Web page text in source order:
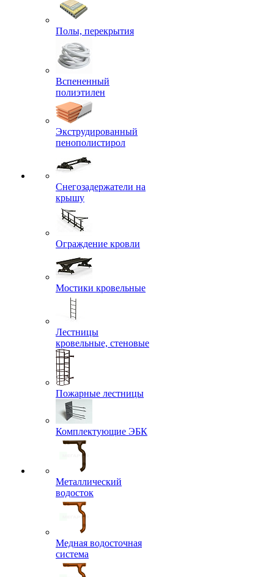
Полы, перекрытия
Вспененный
полиэтилен
Экструдированный
пенополистирол
Снегозадержатели на
крышу
Ограждение кровли
Мостики кровельные
Лестницы
кровельные, стеновые
Пожарные лестницы
Комплектующие ЭБК
Металлический
водосток
Медная водосточная
система